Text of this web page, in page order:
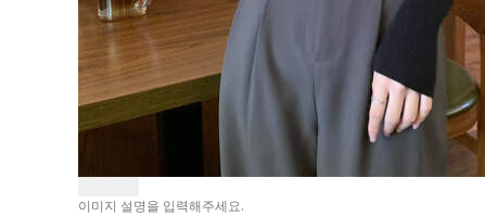
이미지 설명을 입력해주세요.